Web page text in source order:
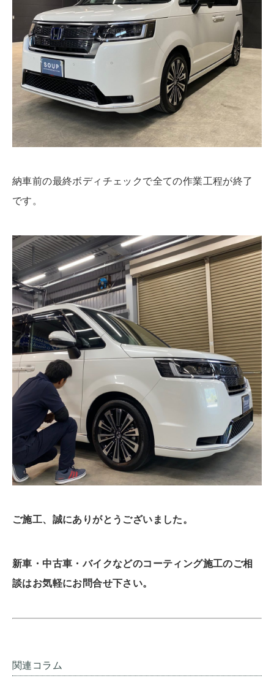
納車前の最終ボディチェックで全ての作業工程が終了
です。
ご施工、誠にありがとうございました。
新車・中古車・バイクなどのコーティング施工のご相
談はお気軽にお問合せ下さい。
関連コラム